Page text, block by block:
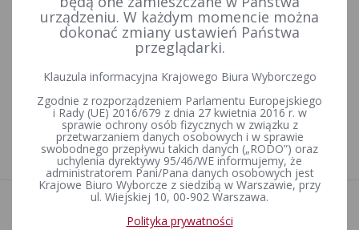
Wybory do Parlamentu Europejskiego Wybory do Parlamentu Europejskiego w 2024 r.
Serwis informacyjny - Wybory do Parlamentu Europejskiego
1
Wydarzenia
urządzeniu. W każdym momencie można
dokonać zmiany ustawień Państwa
przeglądarki.
Klauzula informacyjna Krajowego Biura Wyborczego
Zgodnie z rozporządzeniem Parlamentu Europejskiego
i Rady (UE) 2016/679 z dnia 27 kwietnia 2016 r. w
sprawie ochrony osób fizycznych w związku z
przetwarzaniem danych osobowych i w sprawie
swobodnego przepływu takich danych („RODO”) oraz
uchylenia dyrektywy 95/46/WE informujemy, że
administratorem Pani/Pana danych osobowych jest
Krajowe Biuro Wyborcze z siedzibą w Warszawie, przy
ul. Wiejskiej 10, 00-902 Warszawa.
Polityka prywatności